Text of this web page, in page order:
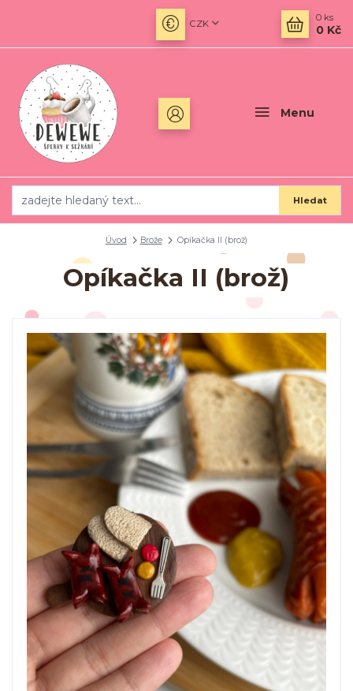
Menu
CZK
Hledat
0 ks
0 Kč
Úvod Brože Opíkačka II (brož)
Opíkačka II (brož)